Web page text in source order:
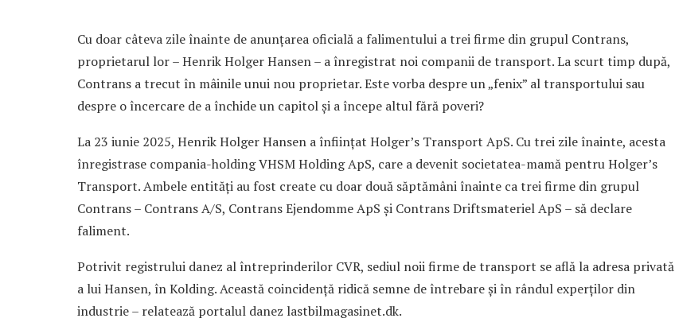
Cu doar câteva zile înainte de anunțarea oficială a falimentului a trei firme din grupul Contrans,
proprietarul lor – Henrik Holger Hansen – a înregistrat noi companii de transport. La scurt timp după,
Contrans a trecut în mâinile unui nou proprietar. Este vorba despre un „fenix” al transportului sau
despre o încercare de a închide un capitol și a începe altul fără poveri?
La 23 iunie 2025, Henrik Holger Hansen a înființat Holger’s Transport ApS. Cu trei zile înainte, acesta
înregistrase compania-holding VHSM Holding ApS, care a devenit societatea-mamă pentru Holger’s
Transport. Ambele entități au fost create cu doar două săptămâni înainte ca trei firme din grupul
Contrans – Contrans A/S, Contrans Ejendomme ApS și Contrans Driftsmateriel ApS – să declare
faliment.
Potrivit registrului danez al întreprinderilor CVR, sediul noii firme de transport se află la adresa privată
a lui Hansen, în Kolding. Această coincidență ridică semne de întrebare și în rândul experților din
industrie – relatează portalul danez lastbilmagasinet.dk.